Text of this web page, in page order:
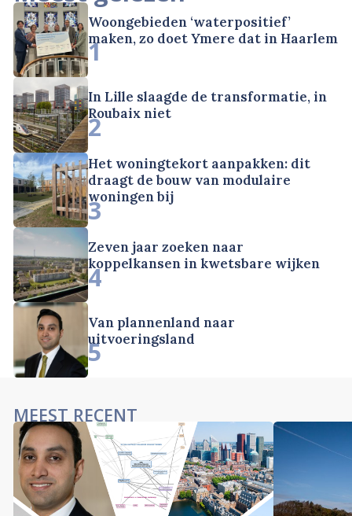
Woongebieden ‘waterpositief’
maken, zo doet Ymere dat in Haarlem
1
In Lille slaagde de transformatie, in
Roubaix niet
2
Het woningtekort aanpakken: dit
draagt de bouw van modulaire
woningen bij
3
Zeven jaar zoeken naar
koppelkansen in kwetsbare wijken
4
Van plannenland naar
uitvoeringsland
5
MEEST RECENT